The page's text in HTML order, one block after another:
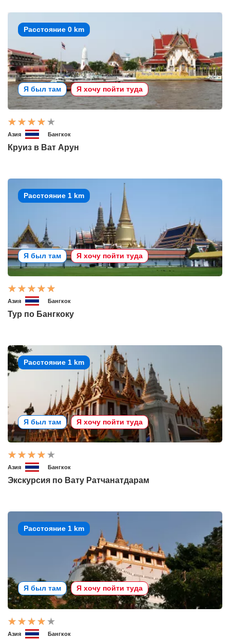
Расстояние 0 km
Я был там Я хочу пойти туда
Азия Бангкок
Круиз в Ват Арун
Расстояние 1 km
Я был там Я хочу пойти туда
Азия Бангкок
Тур по Бангкоку
Расстояние 1 km
Я был там Я хочу пойти туда
Азия Бангкок
Экскурсия по Вату Ратчанатдарам
Расстояние 1 km
Я был там Я хочу пойти туда
Азия Бангкок